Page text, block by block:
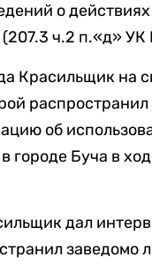
о
ч.2 п.«д»
Красильщик на
об
городе Буча в
дал